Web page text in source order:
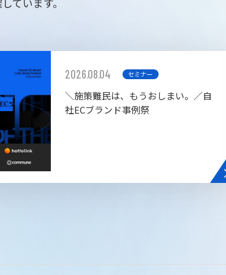
ています。
2026.08.04 セミナー
＼施策難民は、もうおしまい。／自
社ECブランド事例祭